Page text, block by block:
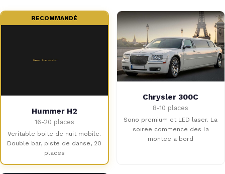
RECOMMANDÉ
Hummer H2
16-20 places
Veritable boite de nuit mobile.
Double bar, piste de danse, 20
places
Chrysler 300C
8-10 places
Sono premium et LED laser. La
soiree commence des la
montee a bord